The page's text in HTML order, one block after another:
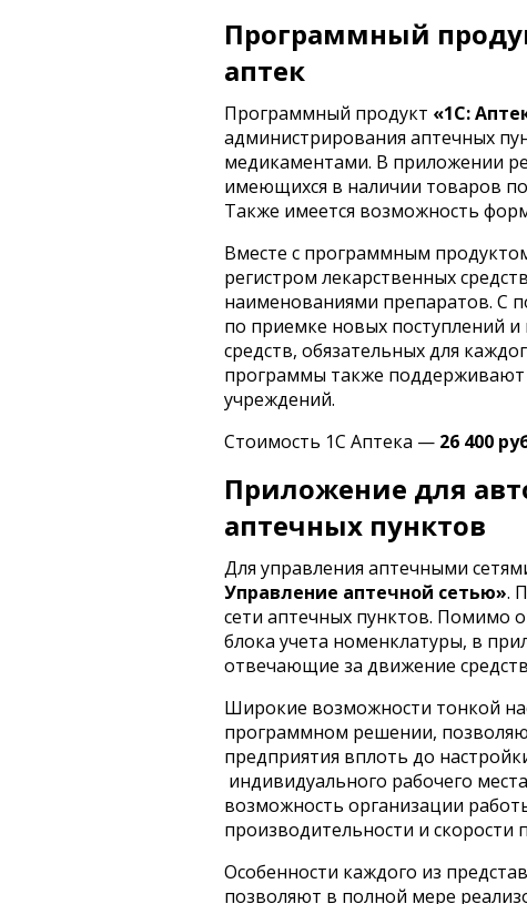
Программный
аптек
Программный продукт «1С:
администрирования аптечных
медикаментами. В приложении
имеющихся в наличии товаров
Также имеется возможность
Вместе с программным
регистром лекарственных
наименованиями препаратов. С
по приемке новых поступлений
средств, обязательных для
программы также
учреждений.
Стоимость 1С Аптека — 26 400
Приложение для
аптечных пунктов
Для управления аптечными
Управление аптечной сетью».
сети аптечных пунктов. Помимо
блока учета номенклатуры, в
отвечающие за движение
Широкие возможности тонкой
программном решении,
предприятия вплоть до
индивидуального рабочего
возможность организации
производительности и скорости
Особенности каждого из
позволяют в полной мере